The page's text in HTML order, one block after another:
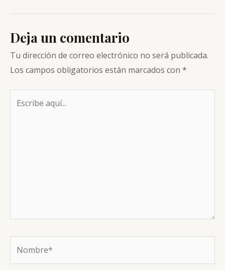
entradas
Deja un comentario
Tu dirección de correo electrónico no será publicada.
Los campos obligatorios están marcados con *